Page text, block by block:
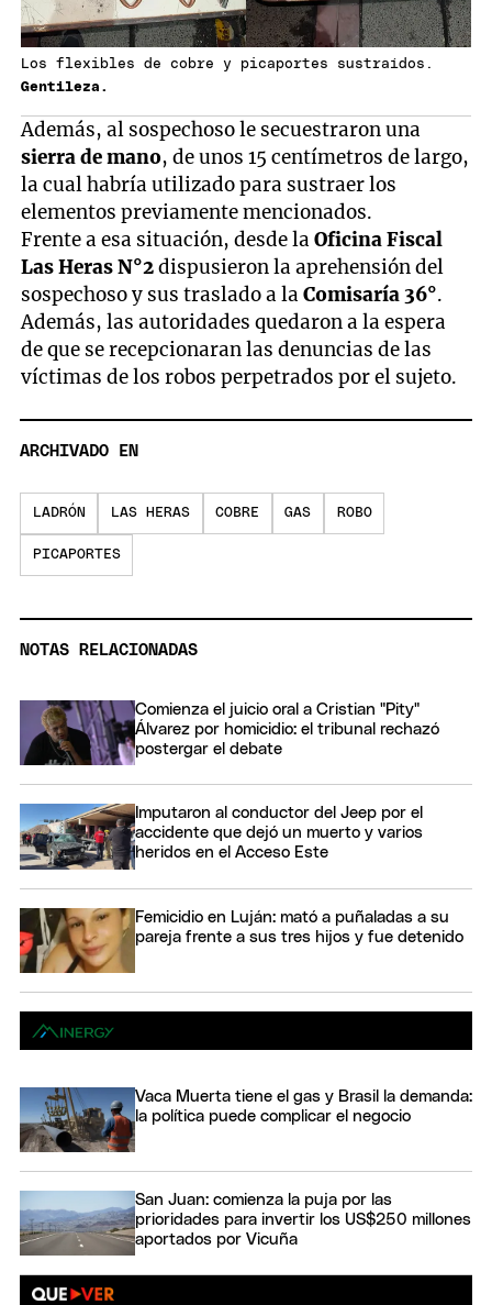
Los flexibles de cobre y picaportes sustraídos.
Gentileza.
Además, al sospechoso le secuestraron una
sierra de mano, de unos 15 centímetros de largo,
la cual habría utilizado para sustraer los
elementos previamente mencionados.
Frente a esa situación, desde la Oficina Fiscal
Las Heras N°2dispusieron la aprehensión del
sospechoso y sus traslado a laComisaría 36°.
Además, las autoridades quedaron a la espera
de que se recepcionaran las denuncias de las
víctimas de los robos perpetrados por el sujeto.
ARCHIVADO EN
LADRÓN LAS HERAS COBRE GAS ROBO
PICAPORTES
NOTAS RELACIONADAS
Comienza el juicio oral a Cristian "Pity"
Álvarez por homicidio: el tribunal rechazó
postergar el debate
Imputaron al conductor del Jeep por el
accidente que dejó un muerto y varios
heridos en el Acceso Este
Femicidio en Luján: mató a puñaladas a su
pareja frente a sus tres hijos y fue detenido
Vaca Muerta tiene el gas y Brasil la demanda:
la política puede complicar el negocio
San Juan: comienza la puja por las
prioridades para invertir los US$250 millones
aportados por Vicuña